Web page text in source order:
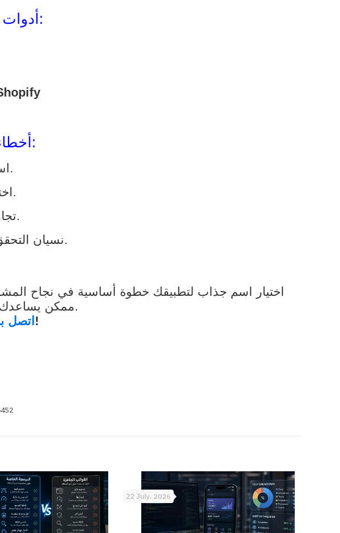
أدوات تساعدك في اختيار اسم تطبيق:
أخطاء يجب تجنبها عند اختيار الاسم:
-استخدام أسماء طويلة أو معقدة.
-اختيار اسم مشابه لتطبيق مشهور.
-تجاهل جمهورك المستهدف وثقافته.
-نسيان التحقق من توفر الاسم كدومين أو على المتاجر.
اختيار اسم جذاب لتطبيقك خطوة أساسية في نجاح
ممكن يساعدك في اختيار اسم مميز يعبر عن فكرتك.
اتصل ، وابدأ أول خطوة لتطبيق ناجح!
22 July، 2026